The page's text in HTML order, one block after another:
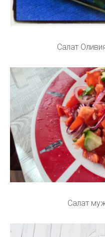
Салат
Салат